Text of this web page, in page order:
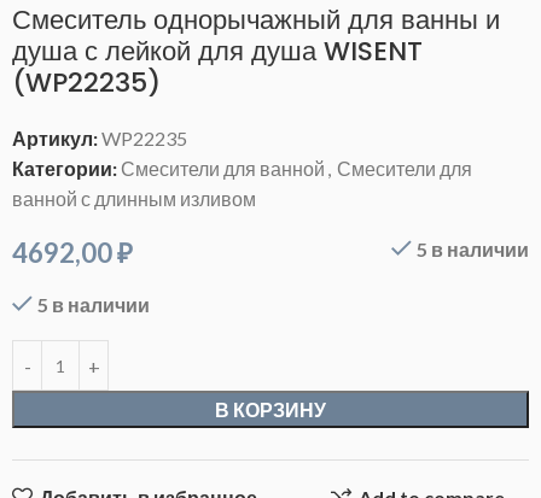
Смеситель однорычажный для ванны и
душа с лейкой для душа WISENT
(WP22235)
Артикул:WP22235
Категории: Смесители для ванной , Смесители для
ванной с длинным изливом
4692,00₽ 5 в наличии
5 в наличии
В КОРЗИНУ